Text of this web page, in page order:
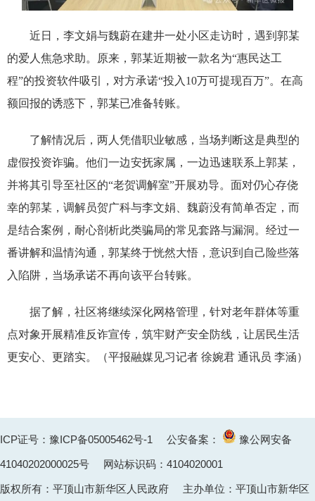
近日，李文娟与魏蔚在建井一处小区走访时，遇到郭某
的爱人焦急求助。原来，郭某近期被一款名为“惠民达工
程”的投资软件吸引，对方承诺“投入10万可提现百万”。在高
额回报的诱惑下，郭某已准备转账。
了解情况后，两人凭借职业敏感，当场判断这是典型的
虚假投资诈骗。他们一边安抚家属，一边迅速联系上郭某，
并将其引导至社区的“老贺调解室”开展劝导。面对仍心存侥
幸的郭某，调解员贺广科与李文娟、魏蔚没有简单否定，而
是结合案例，耐心剖析此类骗局的常见套路与漏洞。经过一
番讲解和温情沟通，郭某终于恍然大悟，意识到自己险些落
入陷阱，当场承诺不再向该平台转账。
据了解，社区将继续深化网格管理，针对老年群体等重
点对象开展精准反诈宣传，筑牢财产安全防线，让居民生活
更安心、更踏实。（平报融媒见习记者 徐婉君 通讯员 李涵）
ICP证号：豫ICP备05005462号-1 公安备案： 豫公网安备
41040202000025号 网站标识码：4104020001
版权所有：平顶山市新华区人民政府 主办单位：平顶山市新华区